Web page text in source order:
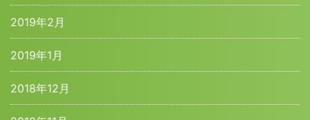
2019年2月
2019年1月
2018年12月